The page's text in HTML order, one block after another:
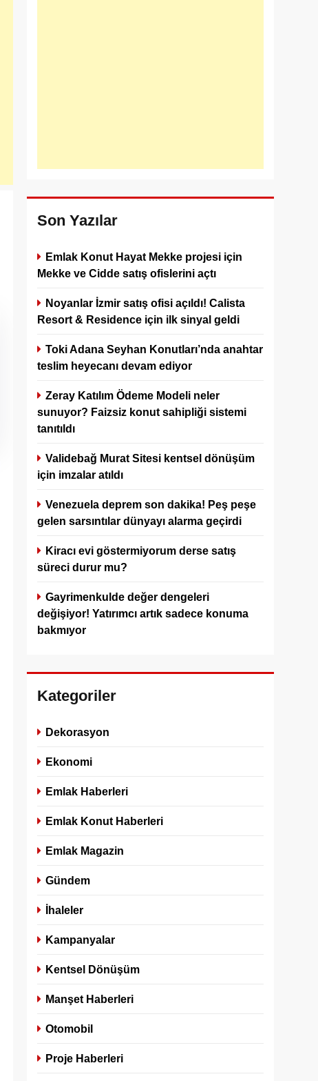
Son Yazılar
Emlak Konut Hayat Mekke projesi için
Mekke ve Cidde satış ofislerini açtı
Noyanlar İzmir satış ofisi açıldı! Calista
Resort & Residence için ilk sinyal geldi
Toki Adana Seyhan Konutları’nda anahtar
teslim heyecanı devam ediyor
Zeray Katılım Ödeme Modeli neler
sunuyor? Faizsiz konut sahipliği sistemi
tanıtıldı
Validebağ Murat Sitesi kentsel dönüşüm
için imzalar atıldı
Venezuela deprem son dakika! Peş peşe
gelen sarsıntılar dünyayı alarma geçirdi
Kiracı evi göstermiyorum derse satış
süreci durur mu?
Gayrimenkulde değer dengeleri
değişiyor! Yatırımcı artık sadece konuma
bakmıyor
Kategoriler
Dekorasyon
Ekonomi
Emlak Haberleri
Emlak Konut Haberleri
Emlak Magazin
Gündem
İhaleler
Kampanyalar
Kentsel Dönüşüm
Manşet Haberleri
Otomobil
Proje Haberleri